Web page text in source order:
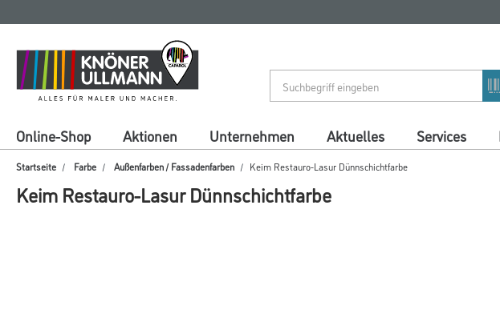
springen
springen
Online-Shop Aktionen Unternehmen Aktuelles Services
Startseite Farbe Außenfarben / Fassadenfarben Keim Restauro-Lasur Dünnschichtfarbe
Keim Restauro-Lasur Dünnschichtfarbe